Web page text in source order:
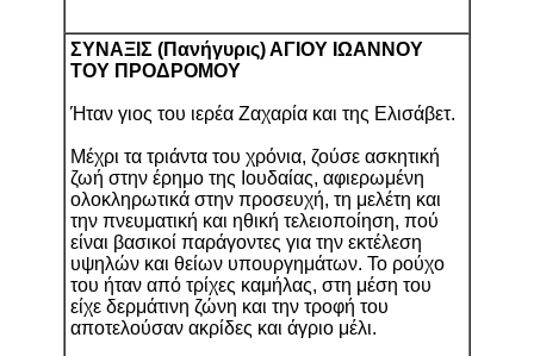
ΣΥΝΑΞΙΣ (Πανήγυρις) ΑΓΙΟΥ ΙΩΑΝΝΟΥ
ΤΟΥ ΠΡΟΔΡΟΜΟΥ
Ήταν γιος του ιερέα Ζαχαρία και της Ελισάβετ.
Μέχρι τα τριάντα του χρόνια, ζούσε ασκητική
ζωή στην έρημο της Ιουδαίας, αφιερωμένη
ολοκληρωτικά στην προσευχή, τη μελέτη και
την πνευματική και ηθική τελειοποίηση, πού
είναι βασικοί παράγοντες για την εκτέλεση
υψηλών και θείων υπουργημάτων. Το ρούχο
του ήταν από τρίχες καμήλας, στη μέση του
είχε δερμάτινη ζώνη και την τροφή του
αποτελούσαν ακρίδες και άγριο μέλι.